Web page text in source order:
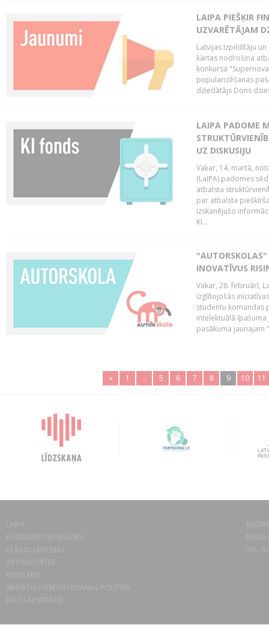
LAIPA PIEŠĶIR
UZVARĒTĀJAM
Latvijas Izpildītāju
kārtas nodrošina
konkursa
popularizēšanas
dziedātājs Dons
LAIPA PADOME
UZ DISKUSIJU
Vakar, 14. martā,
(LaIPA) padomes
atbalsta
par atbalsta
izskanējušo
KI...
INOVATĪVUS
Vakar, 28. februārī,
izglītojošās
studentu komandas
intelektuālā
pasākuma jaunajam
« 1 .. 5 6 7 8 9 10 11
LAIPA
ES IZMANTOJU MŪZIKU
ES RADU MŪZIKU
AKTUALITĀTES
KONTAKTI
SĪKDATŅU IZMANTOŠANAS POLITIKA
DATU APSTRĀDE
TEL.